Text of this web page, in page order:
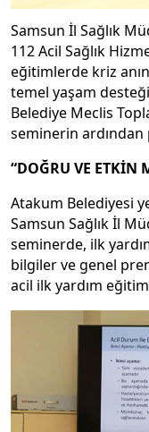
Samsun İl Sağlık
112 Acil Sağlık
eğitimlerde kriz
temel yaşam
Belediye Meclis
seminerin ardından
“DOĞRU VE ETKİN
Atakum Belediyesi
Samsun Sağlık İl
seminerde, ilk
bilgiler ve genel
acil ilk yardım